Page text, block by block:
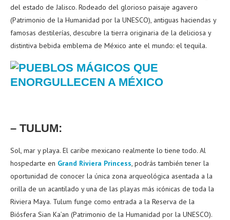
del estado de Jalisco. Rodeado del glorioso paisaje agavero
(Patrimonio de la Humanidad por la UNESCO), antiguas haciendas y
famosas destilerías, descubre la tierra originaria de la deliciosa y
distintiva bebida emblema de México ante el mundo: el tequila.
– TULUM:
Sol, mar y playa. El caribe mexicano realmente lo tiene todo. Al
hospedarte en Grand Riviera Princess, podrás también tener la
oportunidad de conocer la única zona arqueológica asentada a la
orilla de un acantilado y una de las playas más icónicas de toda la
Riviera Maya. Tulum funge como entrada a la Reserva de la
Biósfera Sian Ka’an (Patrimonio de la Humanidad por la UNESCO).